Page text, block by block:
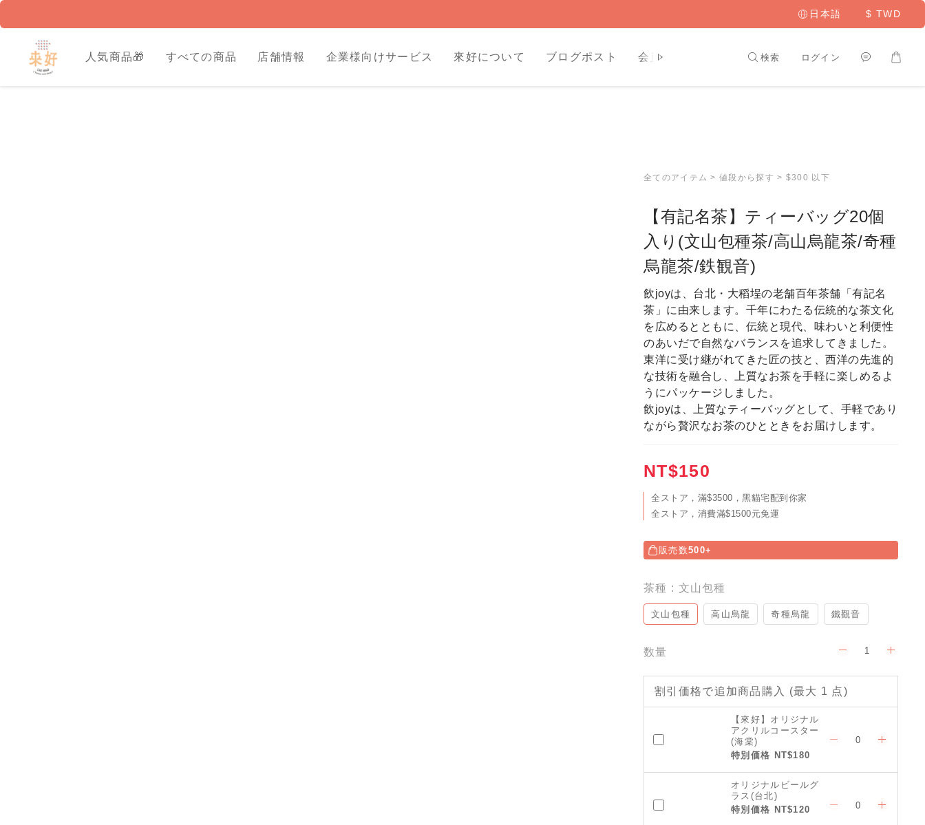
日本語 $ TWD
人気商品🎁 すべての商品 店舗情報 企業様向けサービス 來好について ブログポスト 会員専用 検索 ログイン
全てのアイテム >値段から探す > $300 以下
【有記名茶】ティーバッグ20個
入り(文山包種茶/高山烏龍茶/奇種
烏龍茶/鉄観音)
飲joyは、台北・大稻埕の老舗百年茶舗「有記名
茶」に由来します。千年にわたる伝統的な茶文化
を広めるとともに、伝統と現代、味わいと利便性
のあいだで自然なバランスを追求してきました。
東洋に受け継がれてきた匠の技と、西洋の先進的
な技術を融合し、上質なお茶を手軽に楽しめるよ
うにパッケージしました。
飲joyは、上質なティーバッグとして、手軽であり
ながら贅沢なお茶のひとときをお届けします。
NT$150
全ストア，滿$3500，黑貓宅配到你家
全ストア，消費滿$1500元免運
販売数500+
茶種 : 文山包種
文山包種 高山烏龍 奇種烏龍 鐵觀音
数量
割引価格で追加商品購入 (最大 1 点)
【來好】オリジナル
アクリルコースター
(海棠)
特別価格 NT$180
オリジナルビールグ
ラス(台北)
特別価格 NT$120